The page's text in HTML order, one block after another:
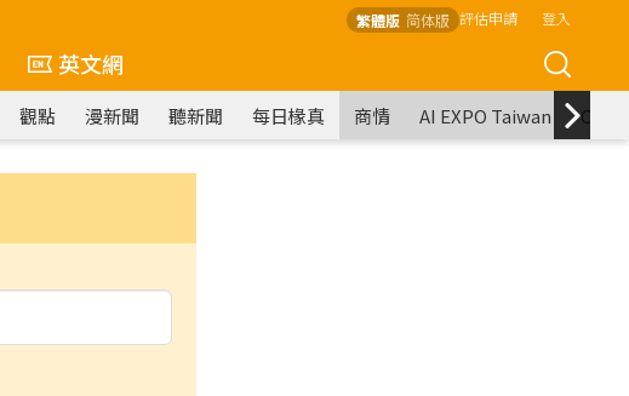
繁體版 简体版 評估申請 登入
英文網
觀點 漫新聞 聽新聞 每日椽真 商情 AI EXPO Taiwan